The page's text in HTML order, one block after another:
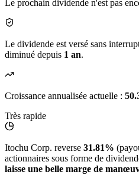
Le prochain dividende n'est pas
Le dividende est versé sans
diminué depuis 1 an.
Croissance annualisée actuelle :
Très rapide
Itochu Corp. reverse 31.81%
actionnaires sous forme de
laisse une belle marge de